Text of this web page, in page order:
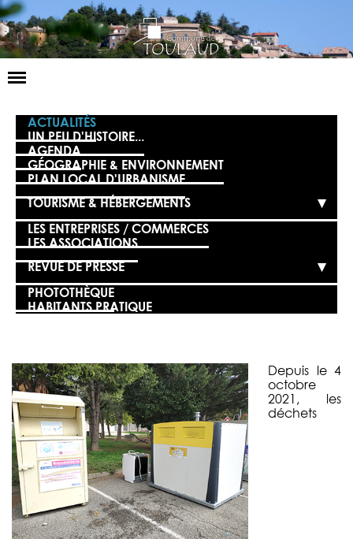
Basculer
LA MAIRIE
NOS SERVICES
LA VIE LOCALE
VOS DÉMARCHES
CONTACT
ACTUALITÉS
UN PEU D'HISTOIRE...
AGENDA
GÉOGRAPHIE & ENVIRONNEMENT
PLAN LOCAL D'URBANISME
TOURISME & HÉBERGEMENTS
LES ENTREPRISES / COMMERCES
LES ASSOCIATIONS
REVUE DE PRESSE
PHOTOTHÈQUE
HABITANTS PRATIQUE
Depuis le 4
octobre
2021, les
déchets